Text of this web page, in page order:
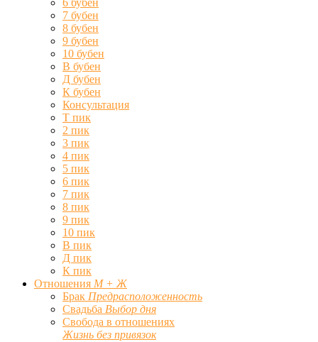
6 бубен
7 бубен
8 бубен
9 бубен
10 бубен
В бубен
Д бубен
К бубен
Консультация
Т пик
2 пик
3 пик
4 пик
5 пик
6 пик
7 пик
8 пик
9 пик
10 пик
В пик
Д пик
К пик
Отношения М + Ж
Брак Предрасположенность
Свадьба Выбор дня
Свобода в отношениях
Жизнь без привязок